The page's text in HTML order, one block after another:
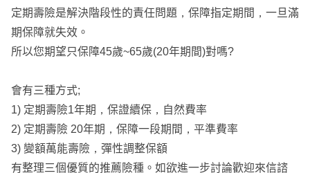
定期壽險是解決階段性的責任問題，保障指定期間，一旦滿
期保障就失效。
所以您期望只保障45歲~65歲(20年期間)對嗎?
會有三種方式;
1) 定期壽險1年期，保證續保，自然費率
2) 定期壽險 20年期，保障一段期間，平準費率
3) 變額萬能壽險，彈性調整保額
有整理三個優質的推薦險種。如欲進一步討論歡迎來信諮